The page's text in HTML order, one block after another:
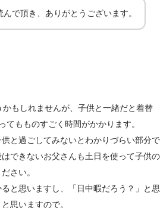
んで頂き、ありがとうございます。
もしれませんが、子供と一緒だと着替
てもものすごく時間がかかります。
と過ごしてみないとわかりづらい部分で
できないお父さんも土日を使って子供の
さい。
と思いますし、「日中暇だろう？」と思
思いますので。